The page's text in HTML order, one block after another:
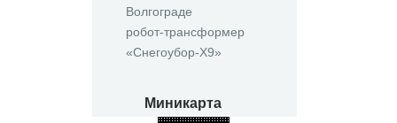
Волгограде
робот‑трансформер
«Снегоубор‑X9»
Миникарта